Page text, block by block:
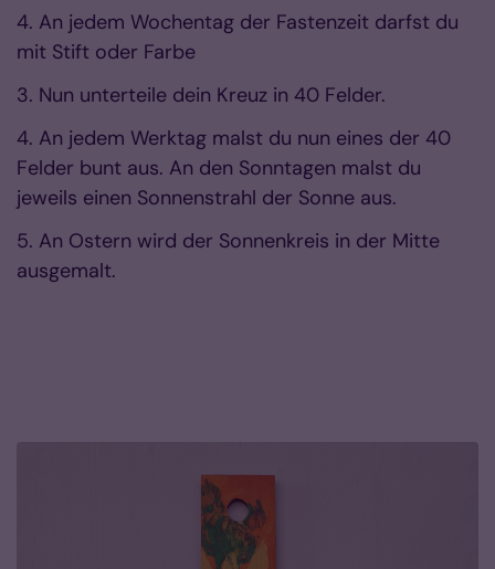
4. An jedem Wochentag der Fastenzeit darfst du
mit Stift oder Farbe
3. Nun unterteile dein Kreuz in 40 Felder.
4. An jedem Werktag malst du nun eines der 40
Felder bunt aus. An den Sonntagen malst du
jeweils einen Sonnenstrahl der Sonne aus.
5. An Ostern wird der Sonnenkreis in der Mitte
ausgemalt.